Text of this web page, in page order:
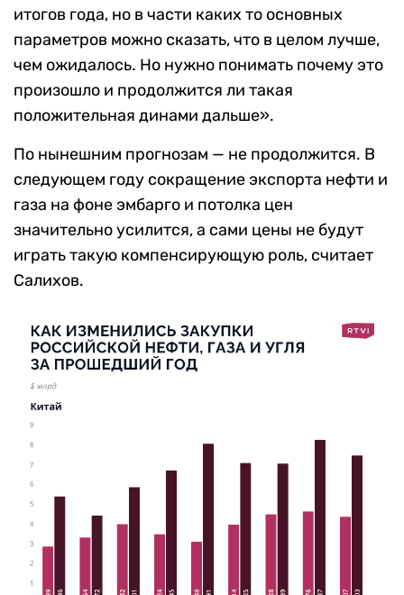
итогов года, но в части каких то основных
параметров можно сказать, что в целом лучше,
чем ожидалось. Но нужно понимать почему это
произошло и продолжится ли такая
положительная динами дальше».
По нынешним прогнозам — не продолжится. В
следующем году сокращение экспорта нефти и
газа на фоне эмбарго и потолка цен
значительно усилится, а сами цены не будут
играть такую компенсирующую роль, считает
Салихов.